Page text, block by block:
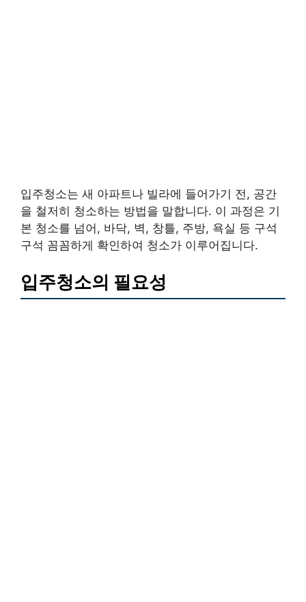
입주청소는 새 아파트나 빌라에 들어가기 전, 공간
을 철저히 청소하는 방법을 말합니다. 이 과정은 기
본 청소를 넘어, 바닥, 벽, 창틀, 주방, 욕실 등 구석
구석 꼼꼼하게 확인하여 청소가 이루어집니다.
입주청소의 필요성